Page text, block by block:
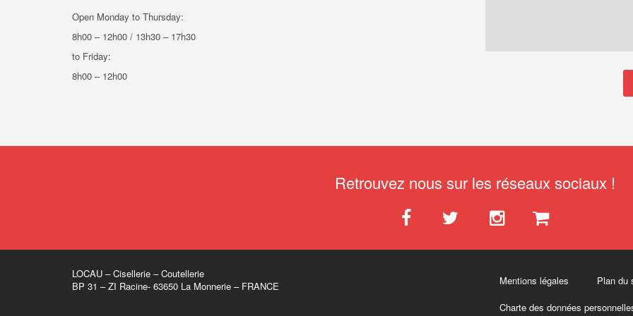
Open Monday to Thursday:
8h00 – 12h00 / 13h30 – 17h30
to Friday:
8h00 – 12h00
Retrouvez nous sur les réseaux sociaux !
LOCAU – Cisellerie – Coutellerie
BP 31 – ZI Racine- 63650 La Monnerie – FRANCE
Mentions légales Plan du
Charte des données